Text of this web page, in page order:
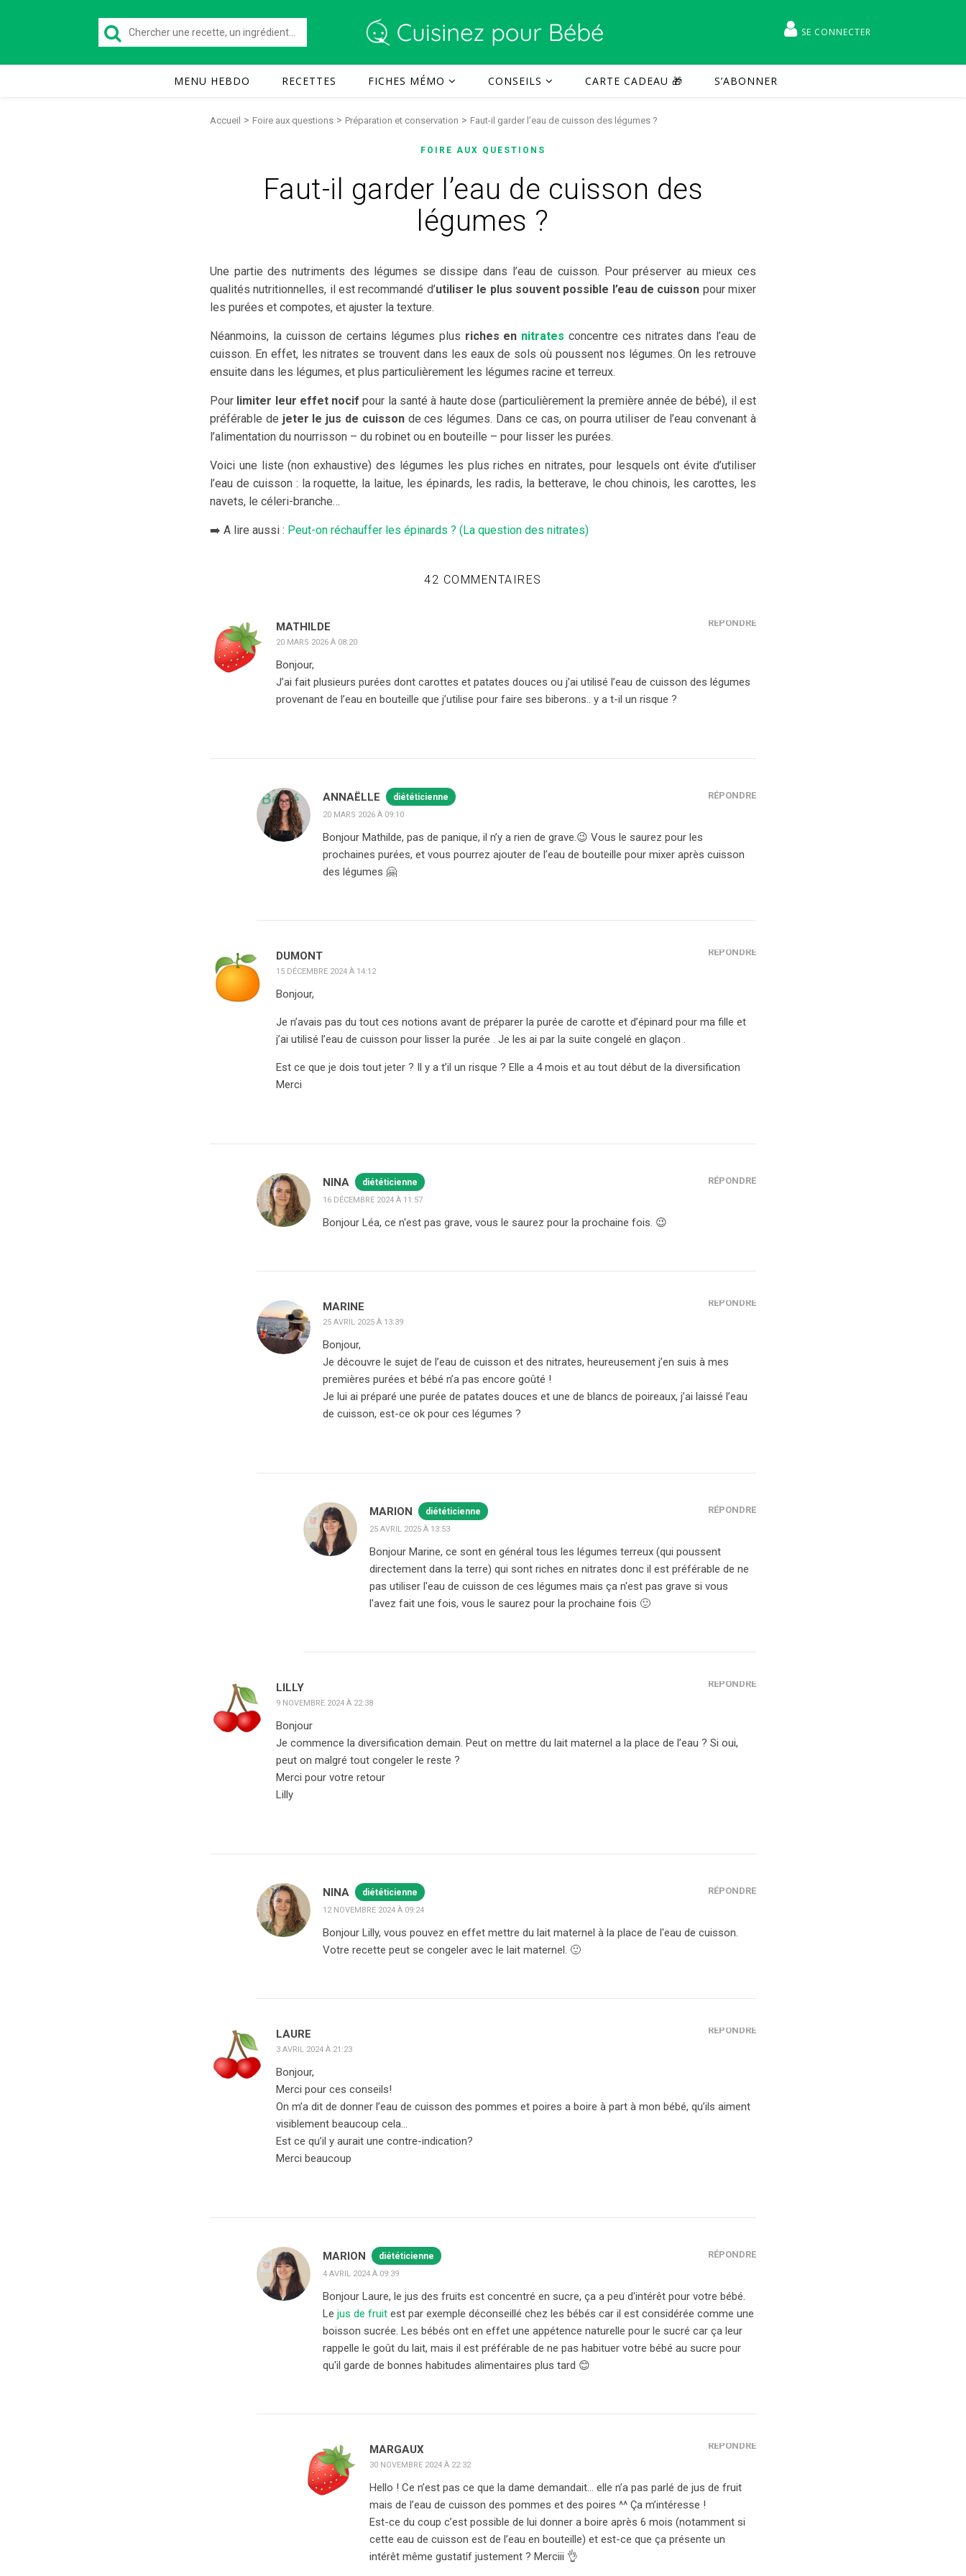
SE CONNECTER
MENU HEBDO RECETTES FICHES MÉMO CONSEILS CARTE CADEAU 🎁 S’ABONNER
Accueil > Foire aux questions > Préparation et conservation > Faut-il garder l’eau de cuisson des légumes ?
FOIRE AUX QUESTIONS
Faut-il garder l’eau de cuisson des
légumes ?
Une partie des nutriments des légumes se dissipe dans l’eau de cuisson. Pour préserver au mieux ces
qualités nutritionnelles, il est recommandé d’utiliser le plus souvent possible l’eau de cuisson pour mixer
les purées et compotes, et ajuster la texture.
Néanmoins, la cuisson de certains légumes plus riches en nitrates concentre ces nitrates dans l’eau de
cuisson. En effet, les nitrates se trouvent dans les eaux de sols où poussent nos légumes. On les retrouve
ensuite dans les légumes, et plus particulièrement les légumes racine et terreux.
Pour limiter leur effet nocif pour la santé à haute dose (particulièrement la première année de bébé), il est
préférable de jeter le jus de cuissonde ces légumes. Dans ce cas, on pourra utiliser de l’eau convenant à
l’alimentation du nourrisson – du robinet ou en bouteille – pour lisser les purées.
Voici une liste (non exhaustive) des légumes les plus riches en nitrates, pour lesquels ont évite d’utiliser
l’eau de cuisson : la roquette, la laitue, les épinards, les radis, la betterave, le chou chinois, les carottes, les
navets, le céleri-branche…
➡️ A lire aussi : Peut-on réchauffer les épinards ? (La question des nitrates)
42 COMMENTAIRES
MATHILDE
20 MARS 2026 À 08:20
RÉPONDRE
Bonjour,
J’ai fait plusieurs purées dont carottes et patates douces ou j’ai utilisé l’eau de cuisson des légumes
provenant de l’eau en bouteille que j’utilise pour faire ses biberons.. y a t-il un risque ?
ANNAËLLE diététicienne
20 MARS 2026 À 09:10
RÉPONDRE
Bonjour Mathilde, pas de panique, il n’y a rien de grave.😉 Vous le saurez pour les
prochaines purées, et vous pourrez ajouter de l’eau de bouteille pour mixer après cuisson
des légumes 🤗
DUMONT
15 DÉCEMBRE 2024 À 14:12
RÉPONDRE
Bonjour,
Je n’avais pas du tout ces notions avant de préparer la purée de carotte et d’épinard pour ma fille et
j’ai utilisé l’eau de cuisson pour lisser la purée . Je les ai par la suite congelé en glaçon .
Est ce que je dois tout jeter ? Il y a t’il un risque ? Elle a 4 mois et au tout début de la diversification
Merci
NINA diététicienne
16 DÉCEMBRE 2024 À 11:57
RÉPONDRE
Bonjour Léa, ce n'est pas grave, vous le saurez pour la prochaine fois. 😉
MARINE
25 AVRIL 2025 À 13:39
RÉPONDRE
Bonjour,
Je découvre le sujet de l’eau de cuisson et des nitrates, heureusement j’en suis à mes
premières purées et bébé n’a pas encore goûté !
Je lui ai préparé une purée de patates douces et une de blancs de poireaux, j’ai laissé l’eau
de cuisson, est-ce ok pour ces légumes ?
MARION diététicienne
25 AVRIL 2025 À 13:53
RÉPONDRE
Bonjour Marine, ce sont en général tous les légumes terreux (qui poussent
directement dans la terre) qui sont riches en nitrates donc il est préférable de ne
pas utiliser l'eau de cuisson de ces légumes mais ça n'est pas grave si vous
l'avez fait une fois, vous le saurez pour la prochaine fois 🙂
LILLY
9 NOVEMBRE 2024 À 22:38
RÉPONDRE
Bonjour
Je commence la diversification demain. Peut on mettre du lait maternel a la place de l’eau ? Si oui,
peut on malgré tout congeler le reste ?
Merci pour votre retour
Lilly
NINA diététicienne
12 NOVEMBRE 2024 À 09:24
RÉPONDRE
Bonjour Lilly, vous pouvez en effet mettre du lait maternel à la place de l'eau de cuisson.
Votre recette peut se congeler avec le lait maternel. 🙂
LAURE
3 AVRIL 2024 À 21:23
RÉPONDRE
Bonjour,
Merci pour ces conseils!
On m’a dit de donner l’eau de cuisson des pommes et poires a boire à part à mon bébé, qu’ils aiment
visiblement beaucoup cela…
Est ce qu’il y aurait une contre-indication?
Merci beaucoup
MARION diététicienne
4 AVRIL 2024 À 09:39
RÉPONDRE
Bonjour Laure, le jus des fruits est concentré en sucre, ça a peu d'intérêt pour votre bébé.
Le jus de fruit est par exemple déconseillé chez les bébés car il est considérée comme une
boisson sucrée. Les bébés ont en effet une appétence naturelle pour le sucré car ça leur
rappelle le goût du lait, mais il est préférable de ne pas habituer votre bébé au sucre pour
qu'il garde de bonnes habitudes alimentaires plus tard 😊
MARGAUX
30 NOVEMBRE 2024 À 22:32
RÉPONDRE
Hello ! Ce n’est pas ce que la dame demandait… elle n’a pas parlé de jus de fruit
mais de l’eau de cuisson des pommes et des poires ^^ Ça m’intéresse !
Est-ce du coup c’est possible de lui donner a boire après 6 mois (notamment si
cette eau de cuisson est de l’eau en bouteille) et est-ce que ça présente un
intérêt même gustatif justement ? Merciii 👌